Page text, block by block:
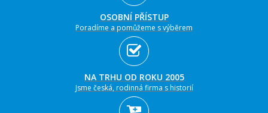
OSOBNÍ PŘÍSTUP
Poradíme a pomůžeme s výběrem
NA TRHU OD ROKU 2005
Jsme česká, rodinná firma s historií